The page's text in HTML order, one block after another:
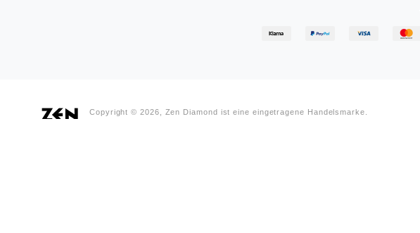
Copyright © 2026, Zen Diamond ist eine eingetragene Handelsmarke.